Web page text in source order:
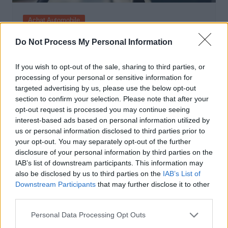
Do Not Process My Personal Information
If you wish to opt-out of the sale, sharing to third parties, or
processing of your personal or sensitive information for
targeted advertising by us, please use the below opt-out
section to confirm your selection. Please note that after your
opt-out request is processed you may continue seeing
interest-based ads based on personal information utilized by
us or personal information disclosed to third parties prior to
your opt-out. You may separately opt-out of the further
disclosure of your personal information by third parties on the
IAB’s list of downstream participants. This information may
also be disclosed by us to third parties on the IAB’s List of
Downstream Participants that may further disclose it to other
Personal Data Processing Opt Outs
Achat Automobile
Autonomie électrique : ce que vous
d’acheter
Auto Pour Vous 5 août 2026 0